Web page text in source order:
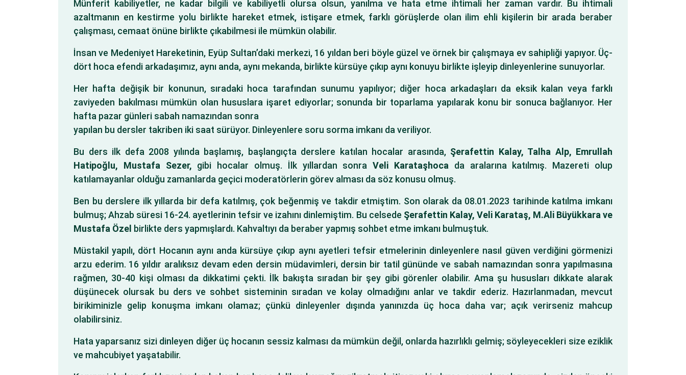
Münferit kabiliyetler, ne kadar bilgili ve kabiliyetli olursa olsun, yanılma ve hata etme ihtimali her zaman vardır. Bu ihtimali
azaltmanın en kestirme yolu birlikte hareket etmek, istişare etmek, farklı görüşlerde olan ilim ehli kişilerin bir arada beraber
çalışması, cemaat önüne birlikte çıkabilmesi ile mümkün olabilir.
İnsan ve Medeniyet Hareketinin, Eyüp Sultan’daki merkezi, 16 yıldan beri böyle güzel ve örnek bir çalışmaya ev sahipliği yapıyor. Üç-
dört hoca efendi arkadaşımız, aynı anda, aynı mekanda, birlikte kürsüye çıkıp aynı konuyu birlikte işleyip dinleyenlerine sunuyorlar.
Her hafta değişik bir konunun, sıradaki hoca tarafından sunumu yapılıyor; diğer hoca arkadaşları da eksik kalan veya farklı
zaviyeden bakılması mümkün olan hususlara işaret ediyorlar; sonunda bir toparlama yapılarak konu bir sonuca bağlanıyor. Her
hafta pazar günleri sabah namazından sonra
yapılan bu dersler takriben iki saat sürüyor. Dinleyenlere soru sorma imkanı da veriliyor.
Bu ders ilk defa 2008 yılında başlamış, başlangıçta derslere katılan hocalar arasında, Şerafettin Kalay, Talha Alp, Emrullah
Hatipoğlu, Mustafa Sezer, gibi hocalar olmuş. İlk yıllardan sonraVeli Karataşhoca da aralarına katılmış. Mazereti olup
katılamayanlar olduğu zamanlarda geçici moderatörlerin görev alması da söz konusu olmuş.
Ben bu derslere ilk yıllarda bir defa katılmış, çok beğenmiş ve takdir etmiştim. Son olarak da 08.01.2023 tarihinde katılma imkanı
bulmuş; Ahzab süresi 16-24. ayetlerinin tefsir ve izahını dinlemiştim. Bu celsede Şerafettin Kalay, Veli Karataş, M.Ali Büyükkara ve
Mustafa Özel birlikte ders yapmışlardı. Kahvaltıyı da beraber yapmış sohbet etme imkanı bulmuştuk.
Müstakil yapılı, dört Hocanın aynı anda kürsüye çıkıp aynı ayetleri tefsir etmelerinin dinleyenlere nasıl güven verdiğini görmenizi
arzu ederim. 16 yıldır aralıksız devam eden dersin müdavimleri, dersin bir tatil gününde ve sabah namazından sonra yapılmasına
rağmen, 30-40 kişi olması da dikkatimi çekti. İlk bakışta sıradan bir şey gibi görenler olabilir. Ama şu hususları dikkate alarak
düşünecek olursak bu ders ve sohbet sisteminin sıradan ve kolay olmadığını anlar ve takdir ederiz. Hazırlanmadan, mevcut
birikiminizle gelip konuşma imkanı olamaz; çünkü dinleyenler dışında yanınızda üç hoca daha var; açık verirseniz mahcup
olabilirsiniz.
Hata yaparsanız sizi dinleyen diğer üç hocanın sessiz kalması da mümkün değil, onlarda hazırlıklı gelmiş; söyleyecekleri size eziklik
ve mahcubiyet yaşatabilir.